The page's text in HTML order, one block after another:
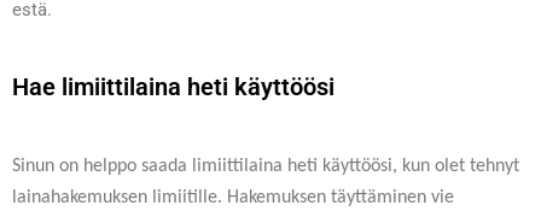
estä.
Hae limiittilaina heti käyttöösi
Sinun on helppo saada limiittilaina heti käyttöösi, kun olet tehnyt
lainahakemuksen limiitille. Hakemuksen täyttäminen vie